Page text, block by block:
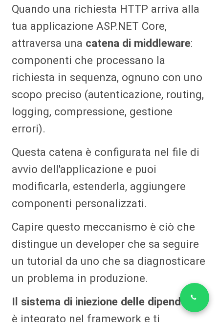
Quando una richiesta HTTP arriva alla
tua applicazione ASP.NET Core,
attraversa una catena di middleware:
componenti che processano la
richiesta in sequenza, ognuno con uno
scopo preciso (autenticazione, routing,
logging, compressione, gestione
errori).
Questa catena è configurata nel file di
avvio dell'applicazione e puoi
modificarla, estenderla, aggiungere
componenti personalizzati.
Capire questo meccanismo è ciò che
distingue un developer che sa seguire
un tutorial da uno che sa diagnosticare
un problema in produzione.
Il sistema di iniezione delle dipendenze
è integrato nel framework e ti